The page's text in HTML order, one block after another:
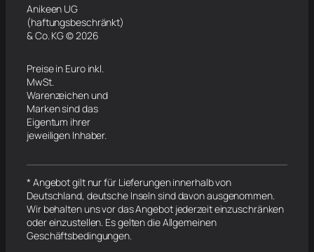
Anikeen UG
(haftungsbeschränkt)
& Co. KG © 2026
Preise in Euro inkl.
MwSt.
Warenzeichen und
Marken sind das
Eigentum ihrer
jeweiligen Inhaber.
* Angebot gilt nur für Lieferungen innerhalb von
Deutschland, deutsche Inseln sind davon ausgenommen.
Wir behalten uns vor das Angebot jederzeit einzuschränken
oder einzustellen. Es gelten die Allgemeinen
Geschäftsbedingungen.